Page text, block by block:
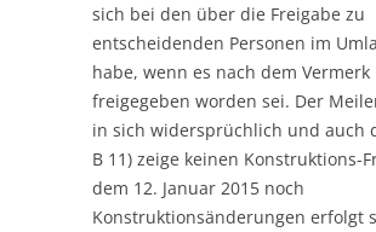
sich bei den über die Freigabe zu
entscheidenden Personen im
habe, wenn es nach dem Vermerk
freigegeben worden sei. Der
in sich widersprüchlich und auch
B 11) zeige keinen Konstruktions-
dem 12. Januar 2015 noch
Konstruktionsänderungen erfolgt